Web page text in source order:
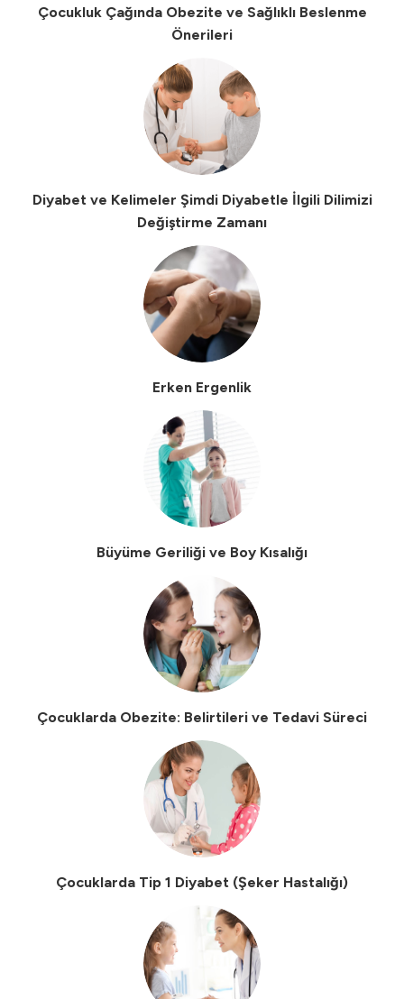
Çocukluk Çağında Obezite ve Sağlıklı Beslenme
Önerileri
Diyabet ve Kelimeler Şimdi Diyabetle İlgili Dilimizi
Değiştirme Zamanı
Erken Ergenlik
Büyüme Geriliği ve Boy Kısalığı
Çocuklarda Obezite: Belirtileri ve Tedavi Süreci
Çocuklarda Tip 1 Diyabet (Şeker Hastalığı)